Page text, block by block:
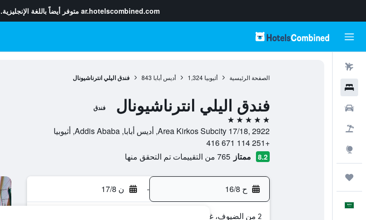
ar.hotelscombined.com متوفر أيضاً باللغة الإنجليزية.
الصفحة الرئيسية أثيوبيا 1,324 أديس أبابا 843 فندق اليلي انترناشيونال
فندق اليلي انترناشيونال فندق
5 نجوم
Area Kirkos Subcity 17/18, 2922, أديس أبابا, Addis Ababa, أثيوبيا
+251 114 671 416
8.2 ممتاز 765 من التقييمات تم التحقق منها
ح 16/8 - ن 17/8
2 من الضيوف، غرفة واحدة